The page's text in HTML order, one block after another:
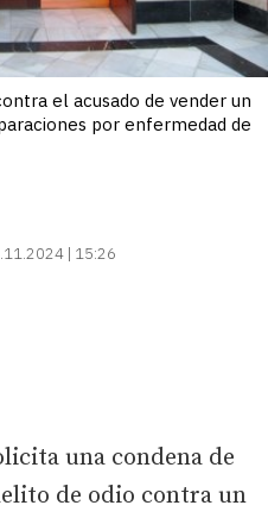
el acusado de vender un
por enfermedad de
| 15:26
una condena de
de odio contra un